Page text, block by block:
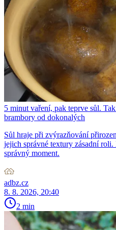
5 minut vaření, pak teprve sůl.
brambory od dokonalých
Sůl hraje při zvýrazňování
jejich správné textury zásadní
správný moment.
adbz.cz
8. 8. 2026, 20:40
2 min